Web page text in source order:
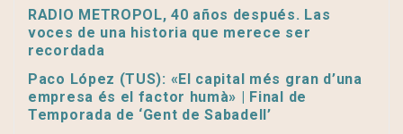
RADIO METROPOL, 40 años después. Las
voces de una historia que merece ser
recordada
Paco López (TUS): «El capital més gran d’una
empresa és el factor humà» | Final de
Temporada de ‘Gent de Sabadell’